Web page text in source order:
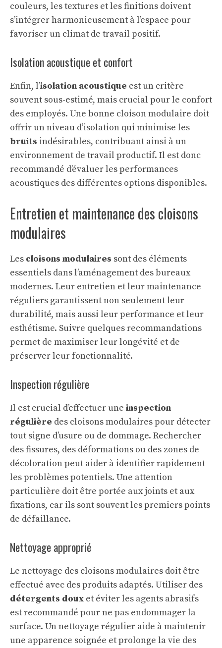
couleurs, les textures et les finitions doivent
s’intégrer harmonieusement à l’espace pour
favoriser un climat de travail positif.
Isolation acoustique et confort
Enfin, l’isolation acoustique est un critère
souvent sous-estimé, mais crucial pour le confort
des employés. Une bonne cloison modulaire doit
offrir un niveau d’isolation qui minimise les
bruits indésirables, contribuant ainsi à un
environnement de travail productif. Il est donc
recommandé d’évaluer les performances
acoustiques des différentes options disponibles.
Entretien et maintenance des cloisons
modulaires
Les cloisons modulaires sont des éléments
essentiels dans l’aménagement des bureaux
modernes. Leur entretien et leur maintenance
réguliers garantissent non seulement leur
durabilité, mais aussi leur performance et leur
esthétisme. Suivre quelques recommandations
permet de maximiser leur longévité et de
préserver leur fonctionnalité.
Inspection régulière
Il est crucial d’effectuer une inspection
régulière des cloisons modulaires pour détecter
tout signe d’usure ou de dommage. Rechercher
des fissures, des déformations ou des zones de
décoloration peut aider à identifier rapidement
les problèmes potentiels. Une attention
particulière doit être portée aux joints et aux
fixations, car ils sont souvent les premiers points
de défaillance.
Nettoyage approprié
Le nettoyage des cloisons modulaires doit être
effectué avec des produits adaptés. Utiliser des
détergents doux et éviter les agents abrasifs
est recommandé pour ne pas endommager la
surface. Un nettoyage régulier aide à maintenir
une apparence soignée et prolonge la vie des